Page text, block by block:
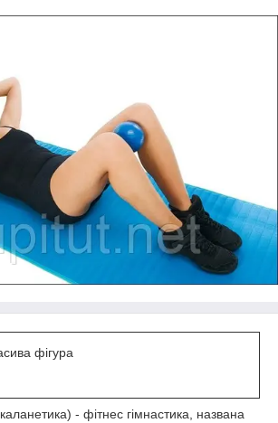
фігура
- фітнес гімнастика, названа